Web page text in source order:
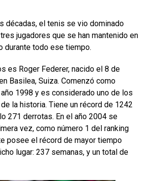
décadas, el tenis se vio dominado
jugadores que se han mantenido en
durante todo ese tiempo.
es Roger Federer, nacido el 8 de
Basilea, Suiza. Comenzó como
1998 y es considerado uno de los
la historia. Tiene un récord de 1242
271 derrotas. En el año 2004 se
vez, como número 1 del ranking
posee el récord de mayor tiempo
lugar: 237 semanas, y un total de